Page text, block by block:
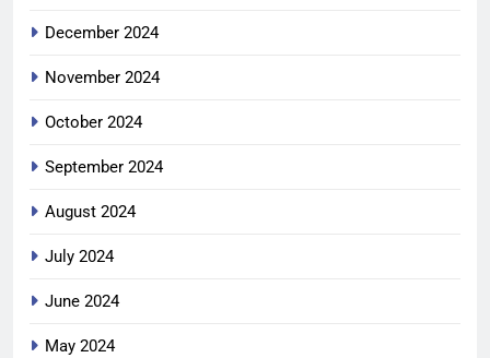
December 2024
November 2024
October 2024
September 2024
August 2024
July 2024
June 2024
May 2024